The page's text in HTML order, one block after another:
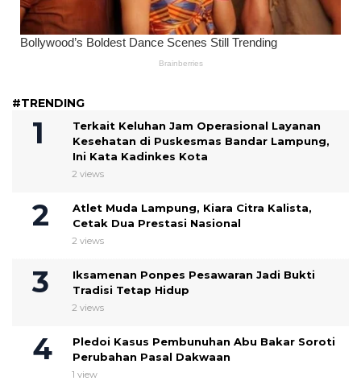
#TRENDING
Terkait Keluhan Jam Operasional Layanan
Kesehatan di Puskesmas Bandar Lampung,
Ini Kata Kadinkes Kota
2 views
Atlet Muda Lampung, Kiara Citra Kalista,
Cetak Dua Prestasi Nasional
2 views
Iksamenan Ponpes Pesawaran Jadi Bukti
Tradisi Tetap Hidup
2 views
Pledoi Kasus Pembunuhan Abu Bakar Soroti
Perubahan Pasal Dakwaan
1 view